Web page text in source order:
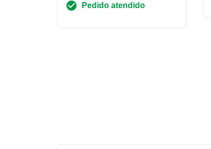
não é necessário fazer a int...
Pedido atendido